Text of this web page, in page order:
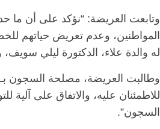
وتابعت العريضة: “نؤكد على أن ما
المواطنين، وعدم تعريض حياتهم
له والدة علاء، الدكتورة ليلي
وطالبت العريضة، مصلحة السجون
للاطمئنان عليه، والاتفاق على
السجون”.